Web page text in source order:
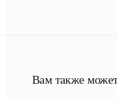
Вам также